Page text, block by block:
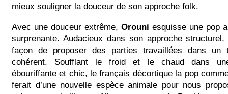
mieux souligner la douceur de son approche folk.
Avec une douceur extrême, Orouni esquisse une pop
surprenante. Audacieux dans son approche
façon de proposer des parties travaillées dans un
cohérent. Soufflant le froid et le chaud dans
ébouriffante et chic, le français décortique la pop
ferait d’une nouvelle espèce animale pour nous